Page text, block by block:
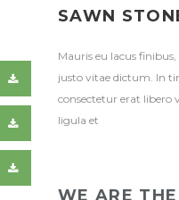
SAWN
Mauris eu lacus
justo vitae dictum. In
consectetur erat libero
ligula et
WE ARE